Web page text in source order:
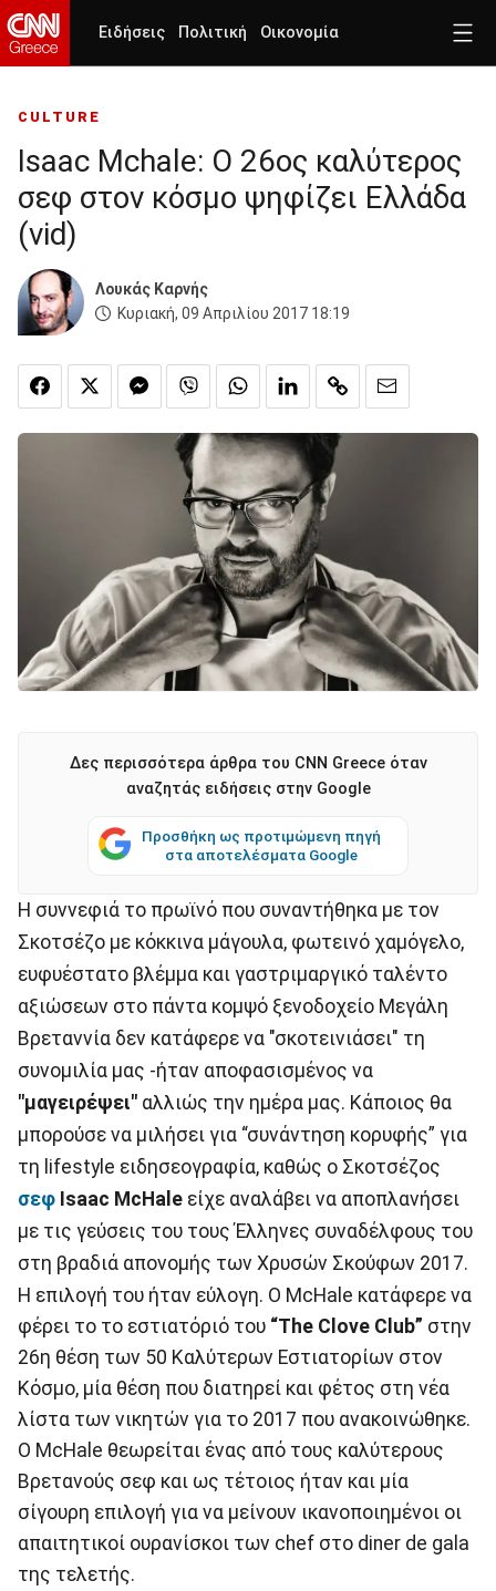
Ειδήσεις Πολιτική Οικονομία
CULTURE
Ιsaac Mchale: Ο 26ος καλύτερος
σεφ στον κόσμο ψηφίζει Ελλάδα
(vid)
Λουκάς Καρνής
Κυριακή, 09 Απριλίου 2017 18:19
Δες περισσότερα άρθρα του CNN Greece όταν
αναζητάς ειδήσεις στην Google
Προσθήκη ως προτιμώμενη πηγή
στα αποτελέσματα Google
H συννεφιά το πρωϊνό που συναντήθηκα με τον
Σκοτσέζο με κόκκινα μάγουλα, φωτεινό χαμόγελο,
ευφυέστατο βλέμμα και γαστριμαργικό ταλέντο
αξιώσεων στο πάντα κομψό ξενοδοχείο Μεγάλη
Βρεταννία δεν κατάφερε να "σκοτεινιάσει" τη
συνομιλία μας -ήταν αποφασισμένος να
"μαγειρέψει" αλλιώς την ημέρα μας. Κάποιος θα
μπορούσε να μιλήσει για “συνάντηση κορυφής” για
τη lifestyle ειδησεογραφία, καθώς ο Σκοτσέζος
σεφ Isaac McHale είχε αναλάβει να αποπλανήσει
με τις γεύσεις του τους Έλληνες συναδέλφους του
στη βραδιά απονομής των Χρυσών Σκούφων 2017.
Η επιλογή του ήταν εύλογη. Ο McHale κατάφερε να
φέρει το το εστιατόριό του “The Clove Club” στην
26η θέση των 50 Καλύτερων Εστιατορίων στον
Κόσμο, μία θέση που διατηρεί και φέτος στη νέα
λίστα των νικητών για το 2017 που ανακοινώθηκε.
O McHale θεωρείται ένας από τους καλύτερους
Βρετανούς σεφ και ως τέτοιος ήταν και μία
σίγουρη επιλογή για να μείνουν ικανοποιημένοι οι
απαιτητικοί ουρανίσκοι των chef στο diner de gala
της τελετής.